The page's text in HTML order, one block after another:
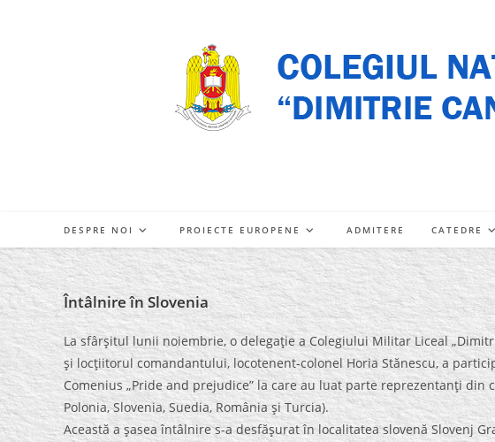
DESPRE NOI PROIECTE EUROPENE ADMITERE CATEDRE
Întâlnire în Slovenia
La sfârşitul lunii noiembrie, o delegaţie a Colegiului Militar Liceal
şi locţiitorul comandantului, locotenent-colonel Horia Stănescu, a
Comenius „Pride and prejudice” la care au luat parte reprezentanţi din
Polonia, Slovenia, Suedia, România şi Turcia).
Această a şasea întâlnire s-a desfăşurat în localitatea slovenă Slovenj